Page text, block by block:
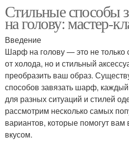
Стильные способы
на голову: мастер-
Введение
Шарф на голову — это не только
от холода, но и стильный
преобразить ваш образ.
способов завязать шарф,
для разных ситуаций и стилей
рассмотрим несколько самых
вариантов, которые помогут вам
вкусом.